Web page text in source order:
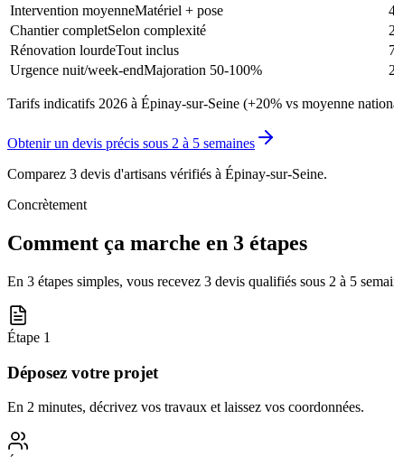
Intervention moyenneMatériel + pose
Chantier completSelon complexité
Rénovation lourdeTout inclus
Urgence nuit/week-endMajoration 50-100%
Tarifs indicatifs 2026 à Épinay-sur-Seine (+20% vs moyenne
Obtenir un devis précis sous 2 à 5 semaines
Comparez 3 devis d'artisans vérifiés à Épinay-sur-Seine.
Concrètement
Comment ça marche en 3 étapes
En 3 étapes simples, vous recevez 3 devis qualifiés sous 2 à 5
Étape 1
Déposez votre projet
En 2 minutes, décrivez vos travaux et laissez vos coordonnées.